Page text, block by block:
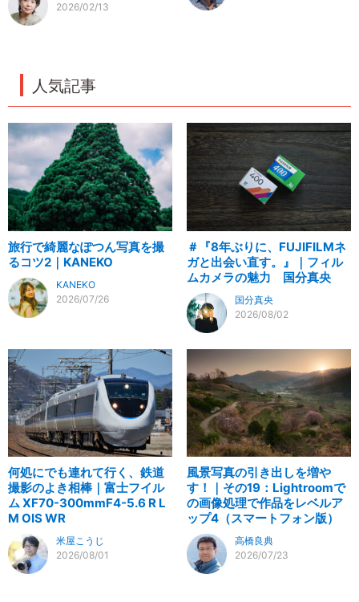
2026/02/13
人気記事
旅行で綺麗なぽつん写真を撮
るコツ2｜KANEKO
KANEKO
2026/07/26
＃『8年ぶりに、FUJIFILMネ
ガと出会い直す。』｜フィル
ムカメラの魅力 国分真央
国分真央
2026/08/02
何処にでも連れて行く、鉄道
撮影のよき相棒｜富士フイル
ム XF70-300mmF4-5.6 R L
M OIS WR
米屋こうじ
2026/08/01
風景写真の引き出しを増や
す！｜その19：Lightroomで
の画像処理で作品をレベルア
ップ4（スマートフォン版）
高橋良典
2026/07/23